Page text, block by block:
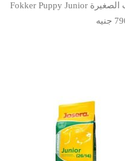
دراي فود للجراوي والكلاب الصغيرة Fokker Puppy Junior